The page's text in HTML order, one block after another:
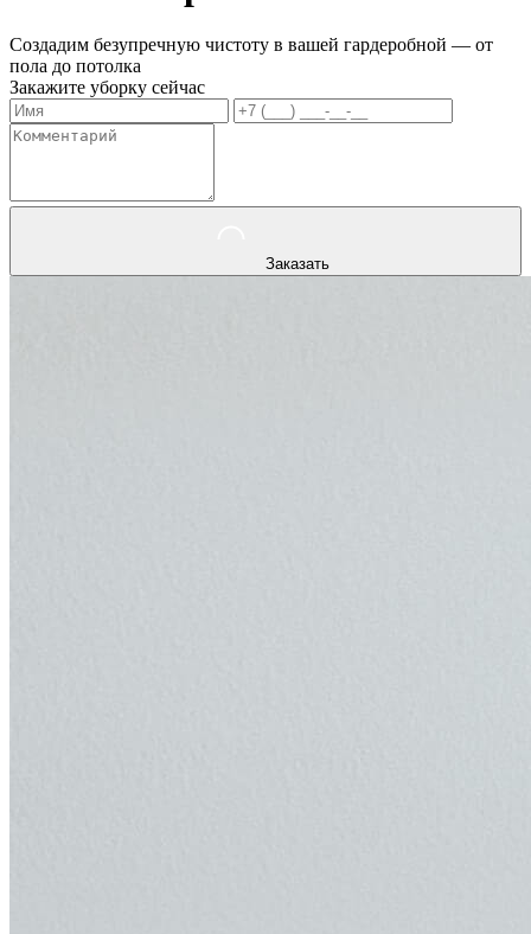
Создадим безупречную чистоту в вашей гардеробной — от
пола до потолка
Закажите уборку сейчас
Заказать